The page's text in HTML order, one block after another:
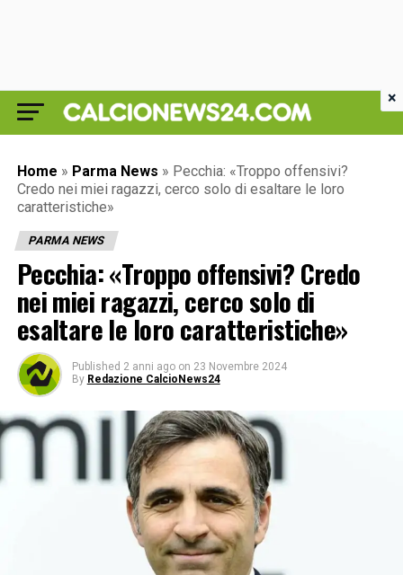
Home » Parma News » Pecchia: «Troppo offensivi?
Credo nei miei ragazzi, cerco solo di esaltare le loro
caratteristiche»
PARMA NEWS
Pecchia: «Troppo offensivi? Credo
nei miei ragazzi, cerco solo di
esaltare le loro caratteristiche»
Published 2 anni ago on 23 Novembre 2024
By Redazione CalcioNews24
×